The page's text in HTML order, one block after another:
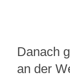
Danach
an der